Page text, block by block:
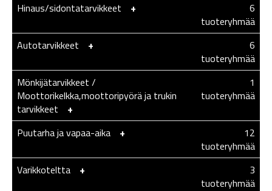
Hinaus/sidontatarvikkeet
+
6
tuoteryhmää
Autotarvikkeet
+
6
tuoteryhmää
Mönkijätarvikkeet /
Moottorikelkka,moottoripyörä ja trukin
tarvikkeet
+
1
tuoteryhmää
Puutarha ja vapaa-aika +
12
tuoteryhmää
Varikkoteltta
+
3
tuoteryhmää